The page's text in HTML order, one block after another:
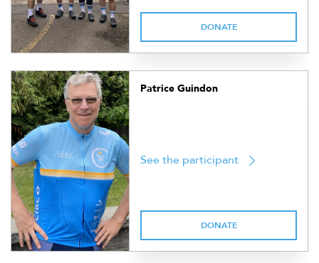
DONATE
Patrice Guindon
See the participant
DONATE